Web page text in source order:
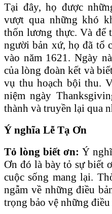
Tại đây, họ được
vượt qua những khó
thốn lương thực. Và để
người bản xứ, họ đã tổ
vào năm 1621. Ngày
của lòng đoàn kết và
vụ thu hoạch bội thu.
niệm ngày
thành và truyền lại qua
Ý nghĩa Lễ Tạ Ơn
Tỏ lòng biết ơn: Ý
Ơn đó là bày tỏ sự biết
cuộc sống mang lại.
ngẫm về những điều
trọng bảo vệ những